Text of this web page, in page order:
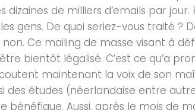
de milliers d’emails par
gens. De quoi seriez-vous traité ?
Ce mailing de masse visant à
bientôt légalisé. C’est ce qu’a
maintenant la voix de son
des études (néerlandaise entre
Aussi, après le mois de